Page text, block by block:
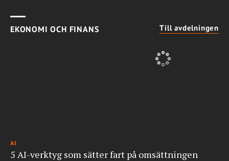
EKONOMI OCH FINANS Till avdelningen
AI
5 AI-verktyg som sätter fart på omsättningen